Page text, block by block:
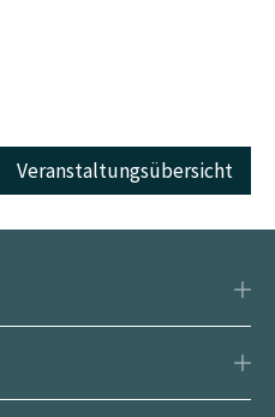
Veranstaltungsübersicht